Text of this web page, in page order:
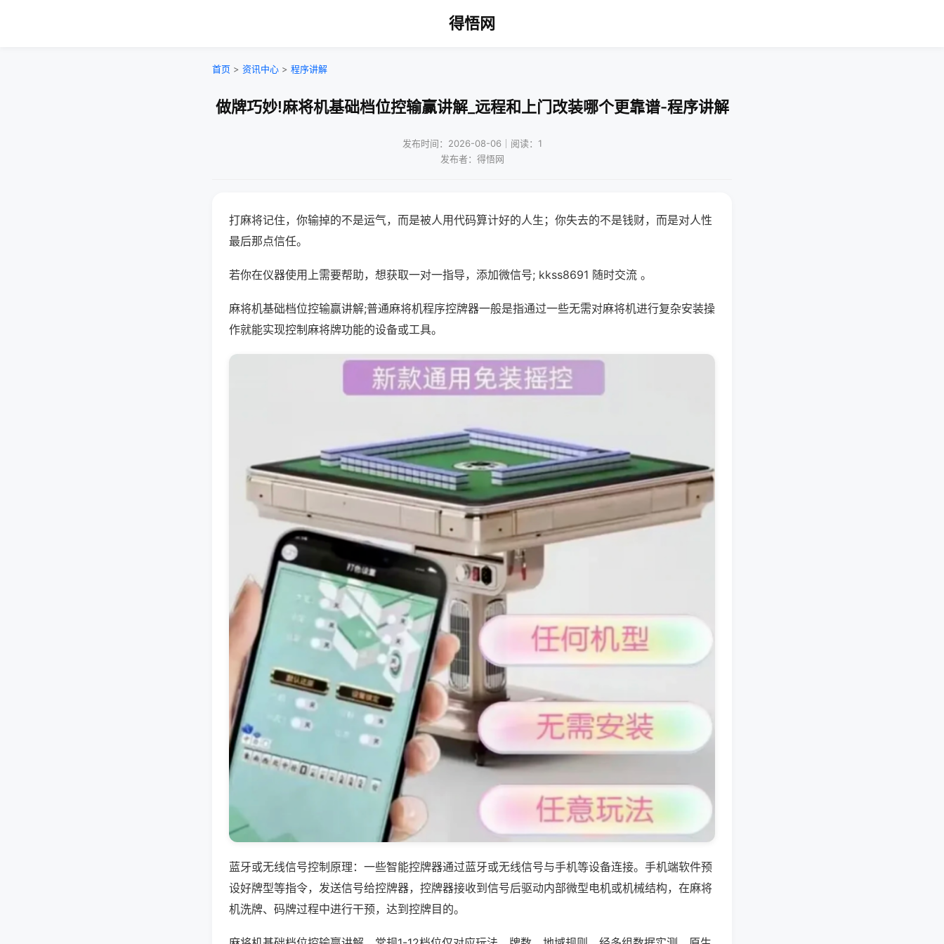
得悟网
首页 > 资讯中心 > 程序讲解
做牌巧妙!麻将机基础档位控输赢讲解_远程和上门改装哪个更靠谱-程序讲解
发布时间：2026-08-06｜阅读：1
发布者：得悟网
打麻将记住，你输掉的不是运气，而是被人用代码算计好的人生；你失去的不是钱财，而是对人性
最后那点信任。
若你在仪器使用上需要帮助，想获取一对一指导，添加微信号; kkss8691 随时交流 。
麻将机基础档位控输赢讲解;普通麻将机程序控牌器一般是指通过一些无需对麻将机进行复杂安装操
作就能实现控制麻将牌功能的设备或工具。
蓝牙或无线信号控制原理：一些智能控牌器通过蓝牙或无线信号与手机等设备连接。手机端软件预
设好牌型等指令，发送信号给控牌器，控牌器接收到信号后驱动内部微型电机或机械结构，在麻将
机洗牌、码牌过程中进行干预，达到控牌目的。